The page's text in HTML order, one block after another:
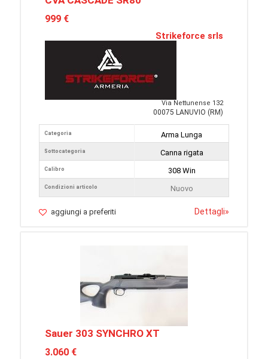
999 €
Strikeforce srls
Via Nettunense 132
00075 LANUVIO (RM)
Categoria
Sottocategoria
Calibro
Condizioni articolo
Arma Lunga
Canna rigata
308 Win
Nuovo
aggiungi a preferiti Dettagli»
Sauer 303 SYNCHRO XT
3.060 €